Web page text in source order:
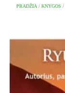
PRADŽIA / KNYGOS /